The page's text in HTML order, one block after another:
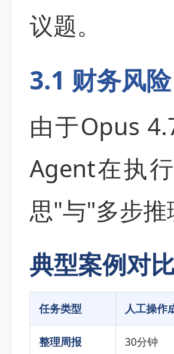
议题。
3.1 财务风
由于Opus
Agent在执
思"与"多步
典型案例对比
任务类型 人工操作
整理周报 30分钟